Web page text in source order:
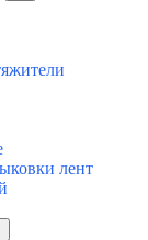
лент